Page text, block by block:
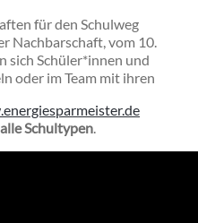
für den Schulweg
Nachbarschaft, vom 10.
sich Schüler*innen und
oder im Team mit ihren
Schultypen.